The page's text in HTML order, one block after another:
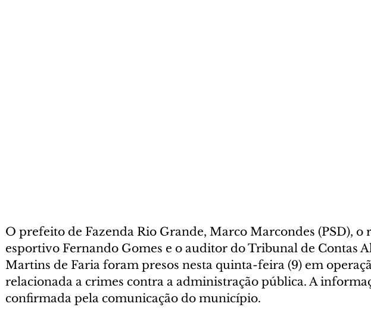
O prefeito de Fazenda Rio Grande, Marco Marcondes (PSD), o
esportivo Fernando Gomes e o auditor do Tribunal de Contas
Martins de Faria foram presos nesta quinta-feira (9) em
relacionada a crimes contra a administração pública. A
confirmada pela comunicação do município.